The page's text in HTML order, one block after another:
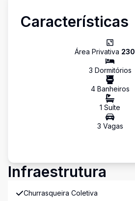
Características
Área Privativa 230
3 Dormitórios
4Banheiros
1 Suíte
3 Vagas
Infraestrutura
Churrasqueira Coletiva